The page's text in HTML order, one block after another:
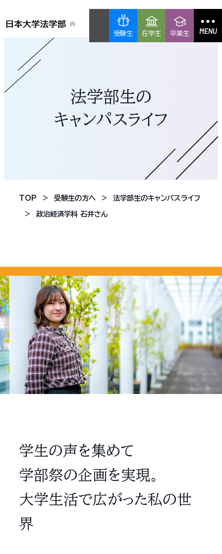
受験生 在学生 卒業生 MENU
法学部生の
キャンパスライフ
TOP 受験生の方へ 法学部生のキャンパスライフ
政治経済学科 石井さん
学生の声を集めて
学部祭の企画を実現。
大学生活で広がった私の世
界